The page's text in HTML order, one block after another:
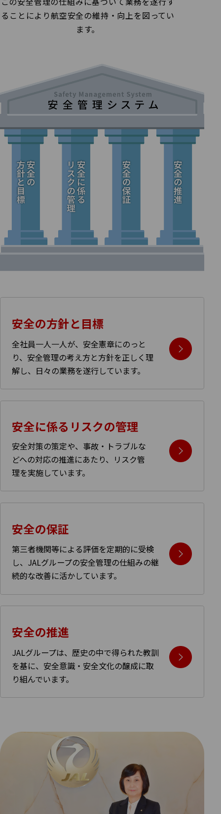
ることにより航空安全の維持・向上を図ってい
ます。
安全の方針と目標
全社員一人一人が、安全憲章にのっと
り、安全管理の考え方と方針を正しく理
解し、日々の業務を遂行しています。
安全に係るリスクの管理
安全対策の策定や、事故・トラブルな
どへの対応の推進にあたり、リスク管
理を実施しています。
安全の保証
第三者機関等による評価を定期的に受検
し、JALグループの安全管理の仕組みの継
続的な改善に活かしています。
安全の推進
JALグループは、歴史の中で得られた教訓
を基に、安全意識・安全文化の醸成に取
り組んでいます。